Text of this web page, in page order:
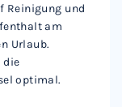
Reinigung und
am
Urlaub.
die
optimal.